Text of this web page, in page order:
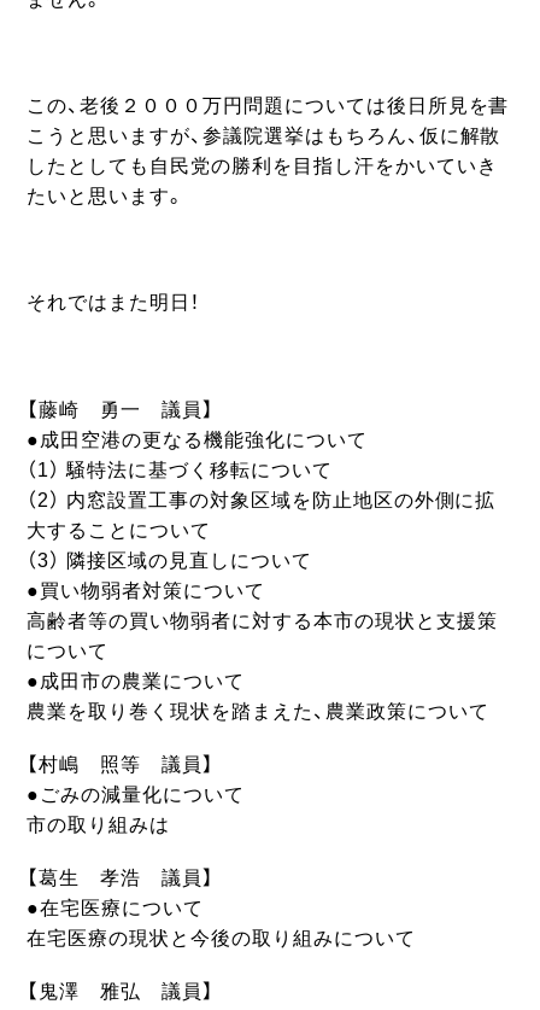
この、老後２０００万円問題については後日所見を書
こうと思いますが、参議院選挙はもちろん、仮に解散
したとしても自民党の勝利を目指し汗をかいていき
たいと思います。
それではまた明日！
【藤崎 勇一 議員】
●成田空港の更なる機能強化について
（1） 騒特法に基づく移転について
（2） 内窓設置工事の対象区域を防止地区の外側に拡
大することについて
（3） 隣接区域の見直しについて
●買い物弱者対策について
高齢者等の買い物弱者に対する本市の現状と支援策
について
●成田市の農業について
農業を取り巻く現状を踏まえた、農業政策について
【村嶋 照等 議員】
●ごみの減量化について
市の取り組みは
【葛生 孝浩 議員】
●在宅医療について
在宅医療の現状と今後の取り組みについて
【鬼澤 雅弘 議員】